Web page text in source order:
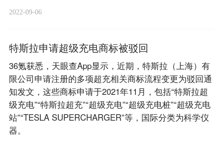
2022-09-06
特斯拉申请超级充电商标被驳回
36氪获悉，天眼查App显示，近期，特斯拉（上海）有
限公司申请注册的多项超充相关商标流程变更为驳回通
知发文，这些商标申请于2021年11月，包括“特斯拉超
级充电”“特斯拉超充”“超级充电”“超级充电桩”“超级充电
站”“TESLA SUPERCHARGER”等，国际分类为科学仪
器。